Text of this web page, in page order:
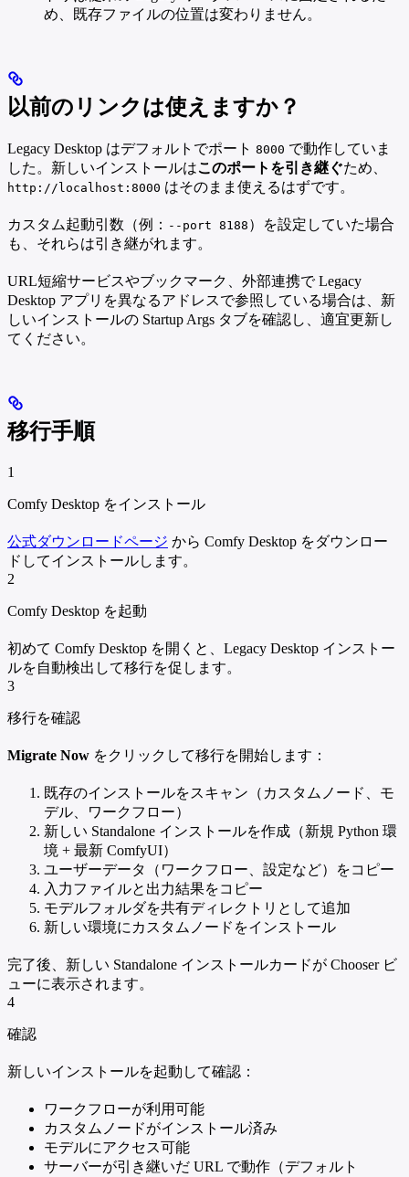
め、既存ファイルの位置は変わりません。
以前のリンクは使えますか？
Legacy Desktop はデフォルトでポート 8000 で動作していま
した。新しいインストールはこのポートを引き継ぐため、
http://localhost:8000 はそのまま使えるはずです。
カスタム起動引数（例： --port 8188 ）を設定していた場合
も、それらは引き継がれます。
URL短縮サービスやブックマーク、外部連携で Legacy
Desktop アプリを異なるアドレスで参照している場合は、新
しいインストールの Startup Args タブを確認し、適宜更新し
てください。
移行手順
1
Comfy Desktop をインストール
公式ダウンロードページ から Comfy Desktop をダウンロー
ドしてインストールします。
2
Comfy Desktop を起動
初めて Comfy Desktop を開くと、Legacy Desktop インストー
ルを自動検出して移行を促します。
3
移行を確認
Migrate Now をクリックして移行を開始します：
既存のインストールをスキャン（カスタムノード、モ
デル、ワークフロー）
新しい Standalone インストールを作成（新規 Python 環
境 + 最新 ComfyUI）
ユーザーデータ（ワークフロー、設定など）をコピー
入力ファイルと出力結果をコピー
モデルフォルダを共有ディレクトリとして追加
新しい環境にカスタムノードをインストール
完了後、新しい Standalone インストールカードが Chooser ビ
ューに表示されます。
4
確認
新しいインストールを起動して確認：
ワークフローが利用可能
カスタムノードがインストール済み
モデルにアクセス可能
サーバーが引き継いだ URL で動作（デフォルト